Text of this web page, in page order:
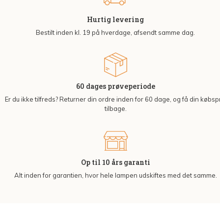
Hurtig levering
Bestilt inden kl. 19 på hverdage, afsendt samme dag.
60 dages prøveperiode
Er du ikke tilfreds? Returner din ordre inden for 60 dage, og få din
tilbage.
Op til 10 års garanti
Alt inden for garantien, hvor hele lampen udskiftes med det samme.